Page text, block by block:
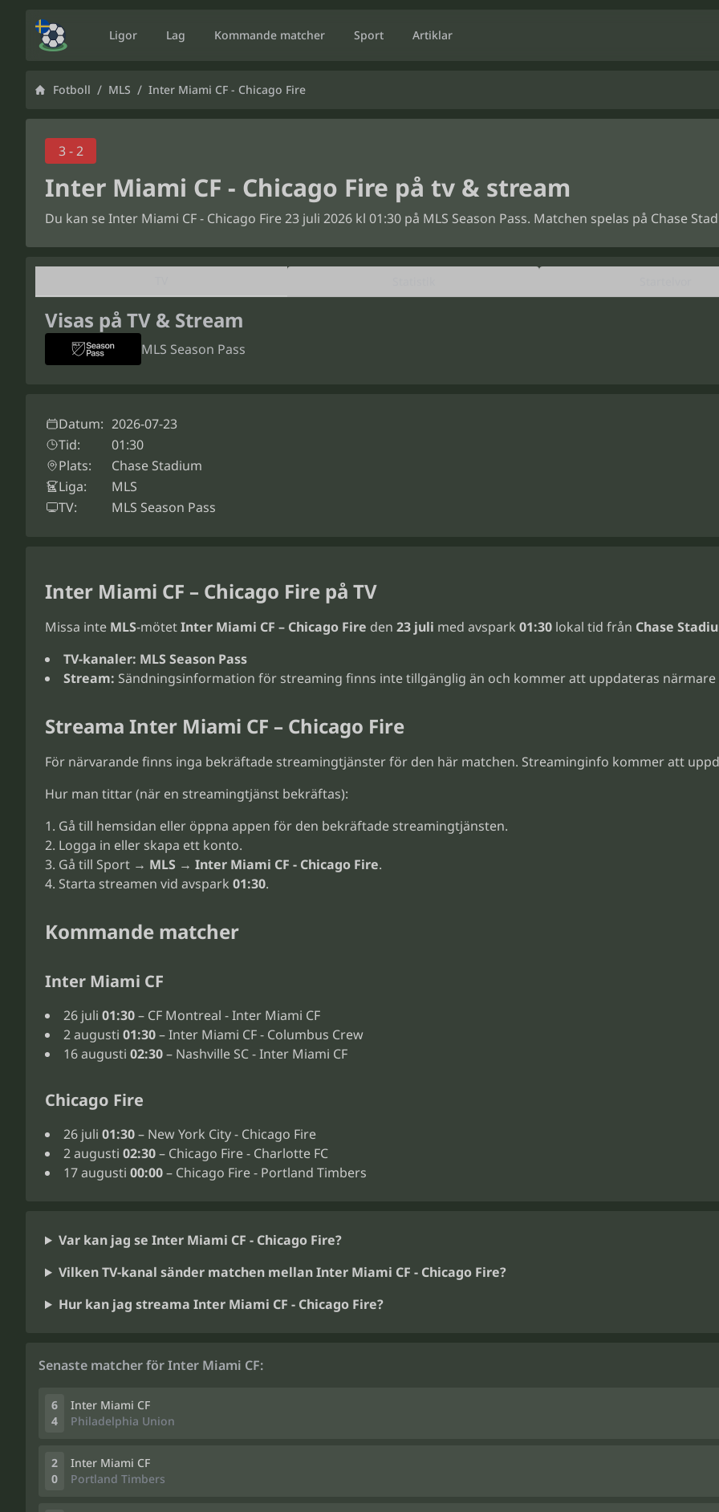
Ligor Lag Kommande matcher Sport Artiklar
Fotboll / MLS / Inter Miami CF - Chicago Fire
3 - 2
Inter Miami CF - Chicago Fire på tv & stream
Du kan se Inter Miami CF - Chicago Fire 23 juli 2026 kl 01:30 på MLS Season Pass. Matchen spelas på Chase
Visas på TV & Stream
MLS Season Pass
Datum: 2026-07-23
Tid:
01:30
Plats:
Chase Stadium
Liga:
MLS
TV:
MLS Season Pass
Inter Miami CF – Chicago Fire på TV
Missa inte MLS-mötetInter Miami CF – Chicago Fire den 23 juli med avspark 01:30 lokal tid från Chase
TV-kanaler: MLS Season Pass
Stream: Sändningsinformation för streaming finns inte tillgänglig än och kommer att uppdateras närmare
Streama Inter Miami CF – Chicago Fire
För närvarande finns inga bekräftade streamingtjänster för den här matchen. Streaminginfo kommer att
Hur man tittar (när en streamingtjänst bekräftas):
Gå till hemsidan eller öppna appen för den bekräftade streamingtjänsten.
Logga in eller skapa ett konto.
Gå till Sport → MLS → Inter Miami CF - Chicago Fire.
Starta streamen vid avspark 01:30.
Kommande matcher
Inter Miami CF
26 juli 01:30– CF Montreal - Inter Miami CF
2 augusti 01:30– Inter Miami CF - Columbus Crew
16 augusti 02:30– Nashville SC - Inter Miami CF
Chicago Fire
26 juli 01:30– New York City - Chicago Fire
2 augusti 02:30– Chicago Fire - Charlotte FC
17 augusti 00:00– Chicago Fire - Portland Timbers
Var kan jag se Inter Miami CF - Chicago Fire?
Vilken TV-kanal sänder matchen mellan Inter Miami CF - Chicago Fire?
Hur kan jag streama Inter Miami CF - Chicago Fire?
Senaste matcher för Inter Miami CF:
6
4
Inter Miami CF
Philadelphia Union
2
0
Inter Miami CF
Portland Timbers